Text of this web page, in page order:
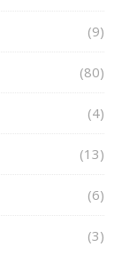
(9)
(80)
(4)
(13)
(6)
(3)